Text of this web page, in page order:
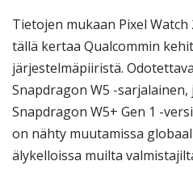
Tietojen mukaan Pixel
tällä kertaa Qualcommin
järjestelmäpiiristä.
Snapdragon W5 -
Snapdragon W5+ Gen 1 -
on nähty muutamissa
älykelloissa muilta